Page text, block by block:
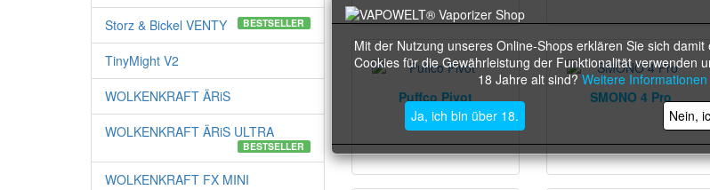
Mit der Nutzung unseres Online-Shops erklären Sie sich
Cookies für die Gewährleistung der Funktionalität verwenden
18 Jahre alt sind?Weitere Informationen
Ja, ich bin über 18. Nein,
Puffco Pivot
SMONO 4 Pro
Storz & Bickel VENTY BESTSELLER
TinyMight V2
WOLKENKRAFT ÄRiS
WOLKENKRAFT ÄRiS ULTRA
BESTSELLER
WOLKENKRAFT FX MINI